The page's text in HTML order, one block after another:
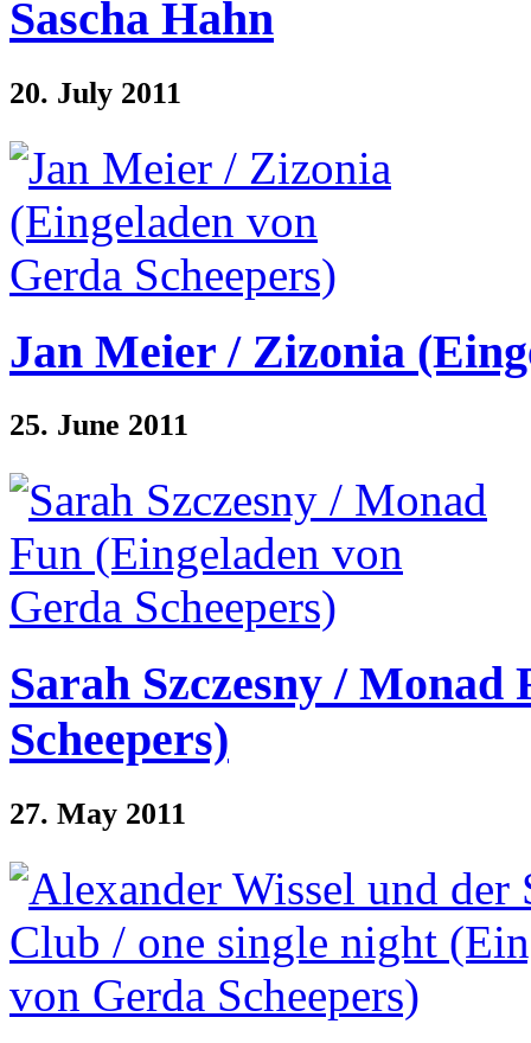
Sascha Hahn
20. July 2011
Jan Meier / Zizonia
25. June 2011
Sarah Szczesny /
Scheepers)
27. May 2011